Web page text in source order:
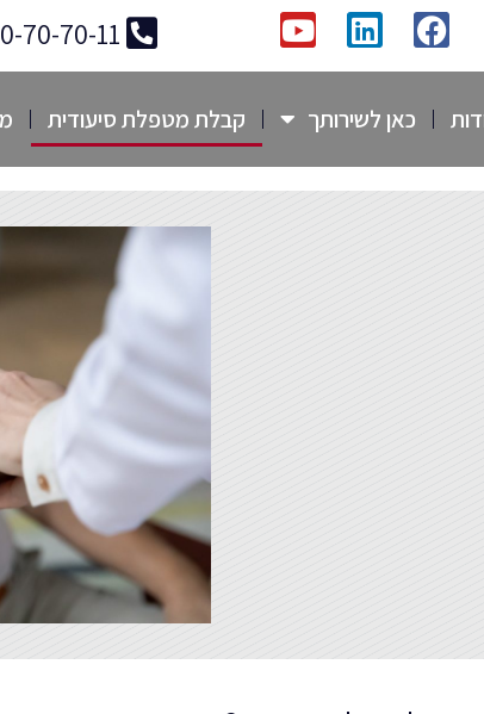
70-70-11
כאן לשירותך קבלת מטפלת סיעודית